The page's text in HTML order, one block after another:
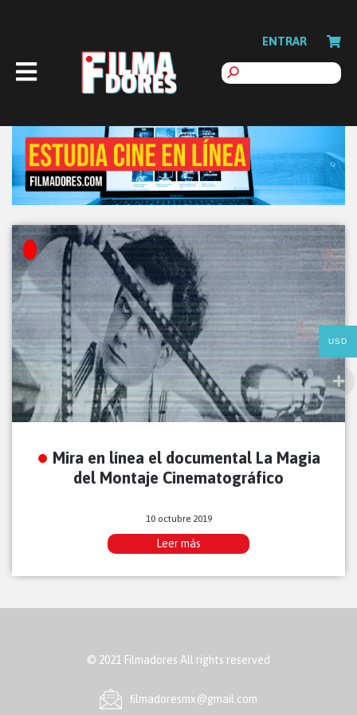
ENTRAR
Mira en línea el documental La Magia
del Montaje Cinematográfico
10 octubre 2019
Leer más
© 2021 Filmadores All rights reserved
ﬁlmadoresmx@gmail.com
USD